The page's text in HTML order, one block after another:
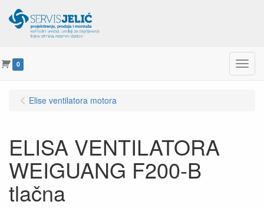
0 Menu
Elise ventilatora motora
ELISA VENTILATORA
WEIGUANG F200-B
tlačna